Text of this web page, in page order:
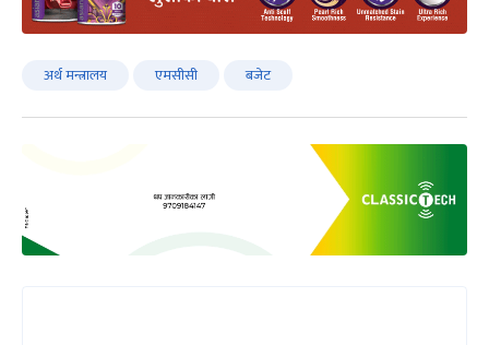
अर्थ मन्त्रालय एमसीसी बजेट